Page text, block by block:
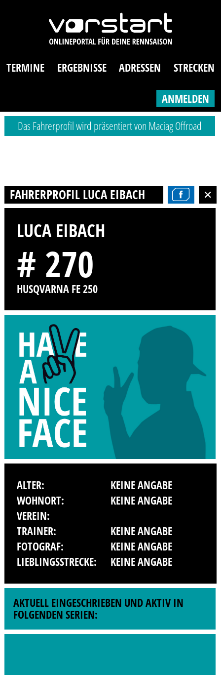
TERMINE ERGEBNISSE ADRESSEN STRECKEN
ANMELDEN
Das Fahrerprofil wird präsentiert von Maciag Offroad
FAHRERPROFIL LUCA EIBACH
LUCA EIBACH
# 270
HUSQVARNA FE 250
ALTER:
KEINE ANGABE
WOHNORT:
KEINE ANGABE
VEREIN:
TRAINER:
KEINE ANGABE
FOTOGRAF:
KEINE ANGABE
LIEBLINGSSTRECKE:
KEINE ANGABE
AKTUELL EINGESCHRIEBEN UND AKTIV IN
FOLGENDEN SERIEN: